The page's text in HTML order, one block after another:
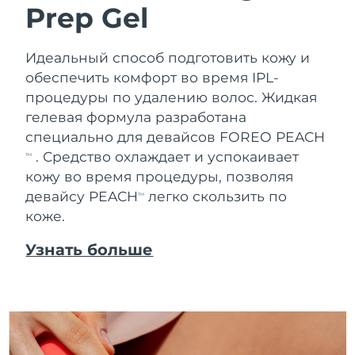
Prep Gel
Идеальный способ подготовить кожу и
обеспечить комфорт во время IPL-
процедуры по удалению волос. Жидкая
гелевая формула разработана
специально для девайсов FOREO PEACH
TM
. Средство охлаждает и успокаивает
кожу во время процедуры, позволяя
девайсу PEACHTM
легко скользить по
коже.
Узнать больше